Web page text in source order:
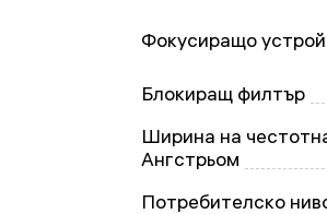
Фокусиращо
Блокиращ филтър
Ширина на
Ангстрьом
Потребителско